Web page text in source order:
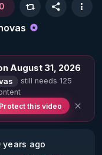
0
August 31, 2026
still needs 125
Protect this video
years ago